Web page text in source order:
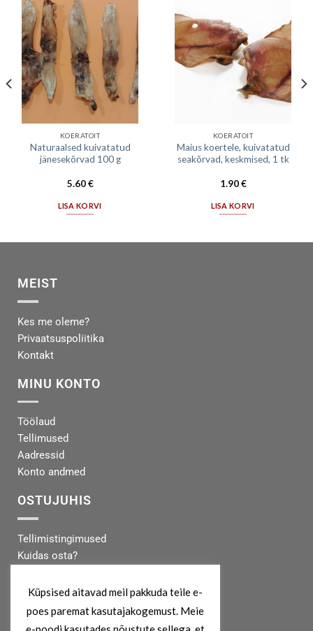
KOERATOIT
Naturaalsed kuivatatud
jänesekõrvad 100 g
5.60€
LISA KORVI
KOERATOIT
Maius koertele, kuivatatud
seakõrvad, keskmised, 1 tk
1.90€
LISA KORVI
MEIST
Kes me oleme?
Privaatsuspoliitika
Kontakt
MINU KONTO
Töölaud
Tellimused
Aadressid
Konto andmed
OSTUJUHIS
Tellimistingimused
Kuidas osta?
Tarneinfo
MEIST
Küpsised aitavad meil pakkuda teile e-
poes paremat kasutajakogemust. Meie